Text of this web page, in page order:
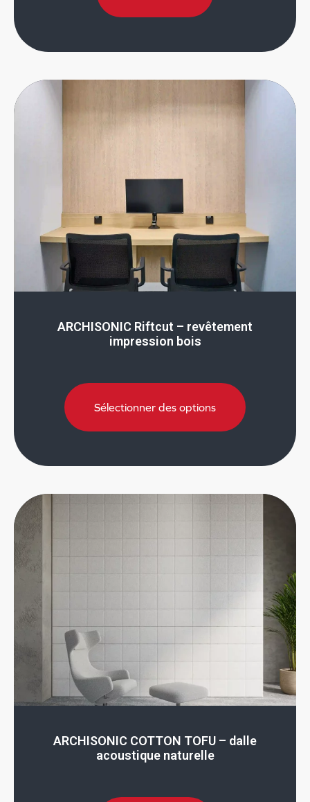
ARCHISONIC Riftcut – revêtement
impression bois
Sélectionner des options
ARCHISONIC COTTON TOFU – dalle
acoustique naturelle